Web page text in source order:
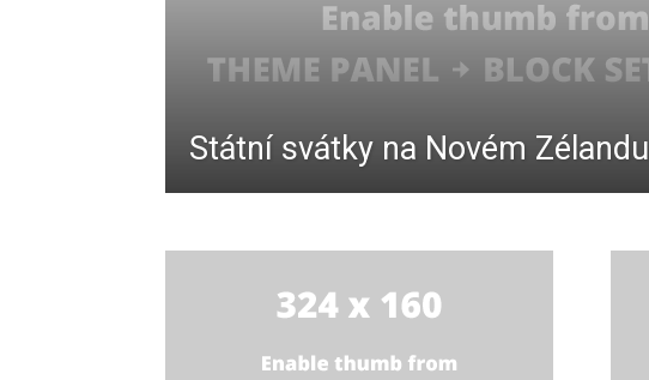
Pojištění,
Státní svátky na Novém Zélandu